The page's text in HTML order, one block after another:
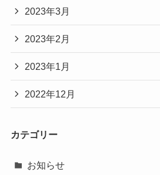
2023年3月
2023年2月
2023年1月
2022年12月
カテゴリー
お知らせ